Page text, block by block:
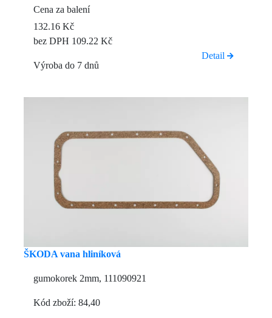
Cena za balení
132.16 Kč
bez DPH 109.22 Kč
Výroba do 7 dnů
Detail
ŠKODA vana hliníková
gumokorek 2mm, 111090921
Kód zboží: 84,40